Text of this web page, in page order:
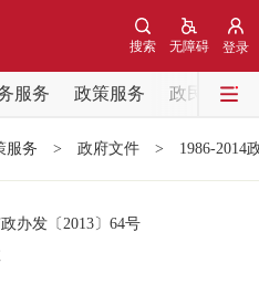
登录
无障碍
搜索
服务 政策服务
政民互动
央精神
服务 > 政府文件 > 1986-2014
办发 〔2013〕 64号